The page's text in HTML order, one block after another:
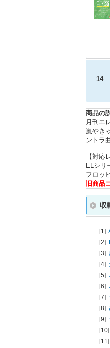
14
商品の
月刊エ
嵐やき
ントラ
【対応
ELシリ
フロッ
旧商品
収
[1]
[2]
[3]
[4]
[5]
[6]
[7]
[8]
[9]
[10]
[11]